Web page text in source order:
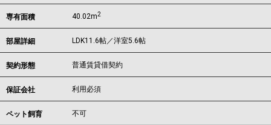
専有面積 40.02m2
部屋詳細 LDK11.6帖／洋室5.6帖
契約形態 普通賃貸借契約
保証会社 利用必須
ペット飼育 不可